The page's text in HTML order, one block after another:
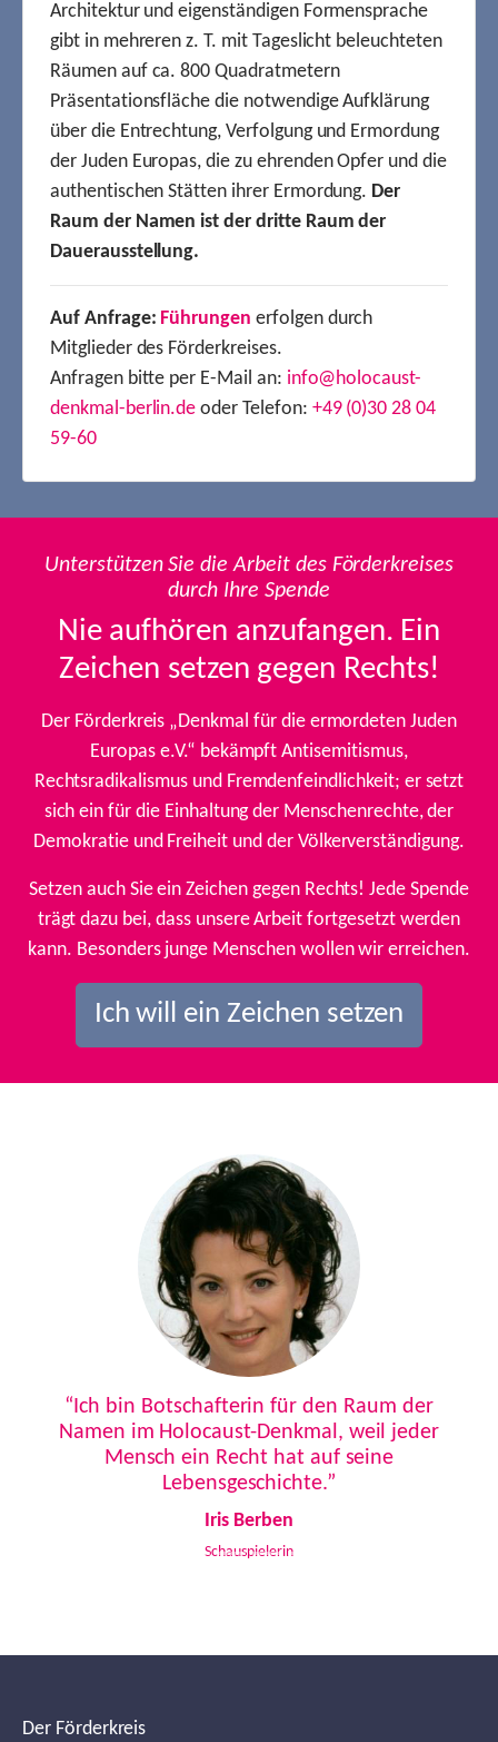
Architektur und eigenständigen Formensprache
gibt in mehreren z. T. mit Tageslicht beleuchteten
Räumen auf ca. 800 Quadratmetern
Präsentationsfläche die notwendige Aufklärung
über die Entrechtung, Verfolgung und Ermordung
der Juden Europas, die zu ehrenden Opfer und die
authentischen Stätten ihrer Ermordung. Der
Raum der Namen ist der dritte Raum der
Dauerausstellung.
Auf Anfrage: Führungen erfolgen durch
Mitglieder des Förderkreises.
Anfragen bitte per E-Mail an: info@holocaust-
denkmal-berlin.de oder Telefon: +49 (0)30 28 04
59-60
Unterstützen Sie die Arbeit des Förderkreises
durch Ihre Spende
Nie aufhören anzufangen. Ein
Zeichen setzen gegen Rechts!
Der Förderkreis „Denkmal für die ermordeten Juden
Europas e.V.“ bekämpft Antisemitismus,
Rechtsradikalismus und Fremdenfeindlichkeit; er setzt
sich ein für die Einhaltung der Menschenrechte, der
Demokratie und Freiheit und der Völkerverständigung.
Setzen auch Sie ein Zeichen gegen Rechts! Jede Spende
trägt dazu bei, dass unsere Arbeit fortgesetzt werden
kann. Besonders junge Menschen wollen wir erreichen.
Ich will ein Zeichen setzen
“Ich bin Botschafterin für den Raum der
Namen im Holocaust-Denkmal, weil jeder
Mensch ein Recht hat auf seine
Lebensgeschichte.”
Iris Berben
Schauspielerin
Der Förderkreis